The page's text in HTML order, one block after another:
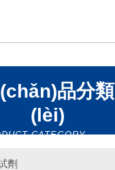
品分類
(lèi)
CATEGORY
劑